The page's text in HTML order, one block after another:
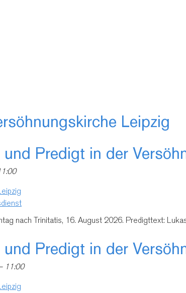
Leipzig
Predigt in der
nach Trinitatis, 16. August 2026. Predigttext:
Predigt in der
11:00